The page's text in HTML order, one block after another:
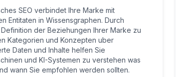
SEO verbindet Ihre Marke mit
Entitaten in Wissensgraphen. Durch
der Beziehungen Ihrer Marke zu
Kategorien und Konzepten uber
Daten und Inhalte helfen Sie
und KI-Systemen zu verstehen was
wann Sie empfohlen werden sollten.